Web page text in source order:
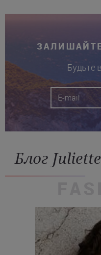
Будьте
Блог Juliette